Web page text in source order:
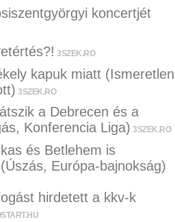
koncertjét
3SZEK.RO
kapuk miatt (Ismeretlen
3SZEK.RO
a Debrecen és a
Konferencia Liga) 3SZEK.RO
és Betlehem is
Európa-bajnokság)
hirdetett a kkv-k